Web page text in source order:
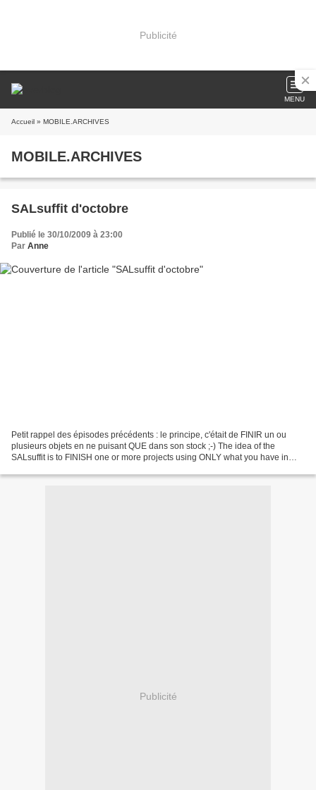
Publicité
MENU
Accueil » MOBILE.ARCHIVES
MOBILE.ARCHIVES
SALsuffit d'octobre
Publié le 30/10/2009 à 23:00
Par Anne
Petit rappel des épisodes précédents : le principe, c'était de FINIR un ou
plusieurs objets en ne puisant QUE dans son stock ;-) The idea of the
SALsuffit is to FINISH one or more projects using ONLY what you have in
Publicité